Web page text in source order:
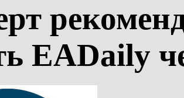
EADaily